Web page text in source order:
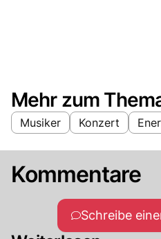
Mehr zum
Musiker Konzert
Kommentare
Schreibe